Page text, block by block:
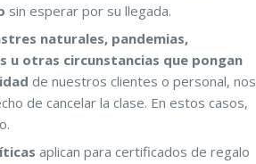
sin esperar por su llegada.
naturales, pandemias,
u otras circunstancias que pongan
de nuestros clientes o personal, nos
de cancelar la clase. En estos casos,
aplican para certificados de regalo